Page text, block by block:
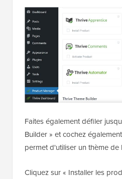
Faites également défiler
Builder » et cochez
permet d'utiliser un thème de
Cliquez sur « Installer les